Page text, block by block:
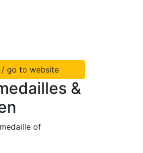
/ go to website
&
of